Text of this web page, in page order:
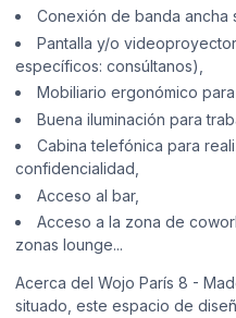
Conexión de banda ancha
Pantalla y/o
específicos: consúltanos),
Mobiliario ergonómico para
Buena iluminación para
Cabina telefónica para
confidencialidad,
Acceso al bar,
Acceso a la zona de
zonas lounge...
Acerca del Wojo París 8 -
situado, este espacio de